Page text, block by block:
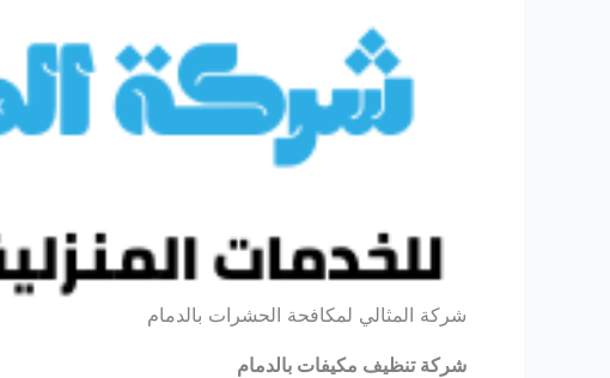
شركة المثالي لمكافحة الحشرات بالدمام
شركة تنظيف مكيفات بالدمام